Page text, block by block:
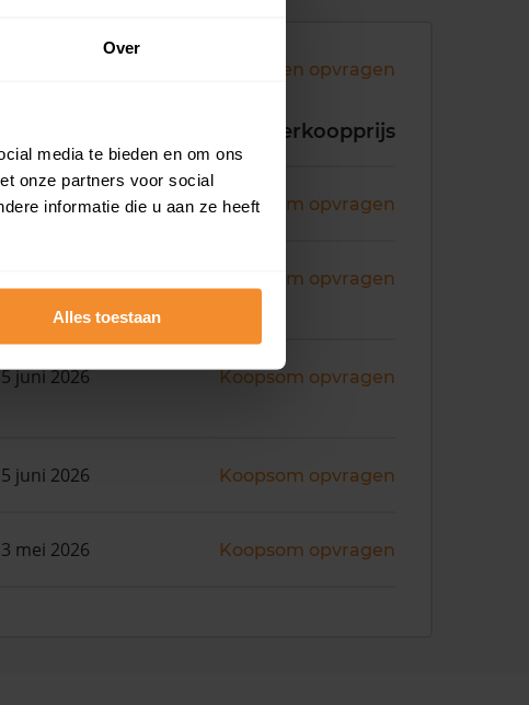
Over
media te bieden en om ons
onze partners voor social
informatie die u aan ze heeft
Alles toestaan
Andere koopsommen opvragen
Verkoopprijs
juni 2026 Koopsom opvragen
Koopsom opvragen
juni 2026 Koopsom opvragen
juni 2026 Koopsom opvragen
mei 2026 Koopsom opvragen